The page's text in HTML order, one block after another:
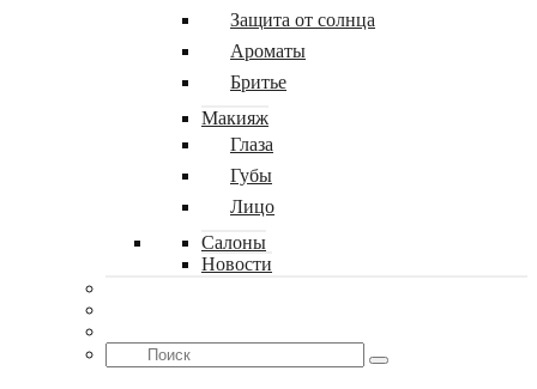
Защита от солнца
Ароматы
Бритье
Макияж
Глаза
Губы
Лицо
Салоны
Новости